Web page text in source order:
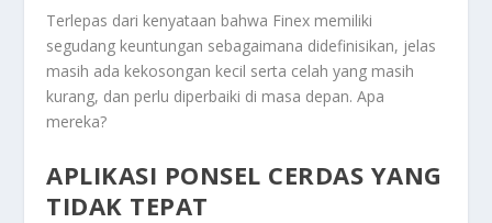
Terlepas dari kenyataan bahwa Finex memiliki
segudang keuntungan sebagaimana didefinisikan, jelas
masih ada kekosongan kecil serta celah yang masih
kurang, dan perlu diperbaiki di masa depan. Apa
mereka?
APLIKASI PONSEL CERDAS YANG
TIDAK TEPAT